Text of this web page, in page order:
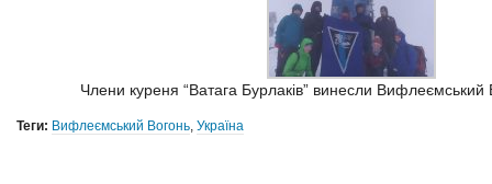
Члени куреня “Ватага Бурлаків” винесли Вифлеємський
Теги: Вифлеємський Вогонь, Україна